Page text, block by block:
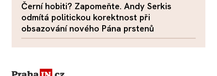
Černí hobiti? Zapomeňte. Andy Serkis
odmítá politickou korektnost při
obsazování nového Pána prstenů